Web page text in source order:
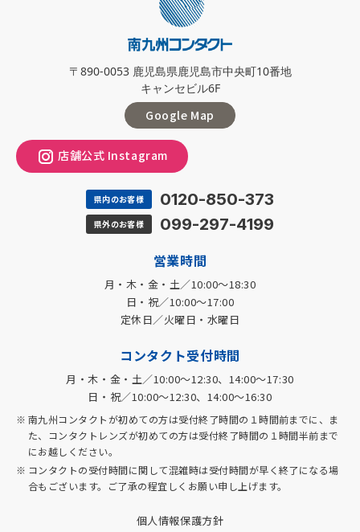
〒890-0053 鹿児島県鹿児島市中央町10番地
キャンセビル6F
Google Map
店舗公式 Instagram
県内のお客様 0120-850-373
県外のお客様
099-297-4199
営業時間
月・木・金・土／10:00～18:30
日・祝／10:00～17:00
定休日／火曜日・水曜日
コンタクト受付時間
月・木・金・土／10:00～12:30、14:00～17:30
日・祝／10:00～12:30、14:00～16:30
南九州コンタクトが初めての方は受付終了時間の１時間前までに、ま
た、コンタクトレンズが初めての方は受付終了時間の１時間半前まで
にお越しください。
コンタクトの受付時間に関して混雑時は受付時間が早く終了になる場
合もございます。ご了承の程宜しくお願い申し上げます。
個人情報保護方針